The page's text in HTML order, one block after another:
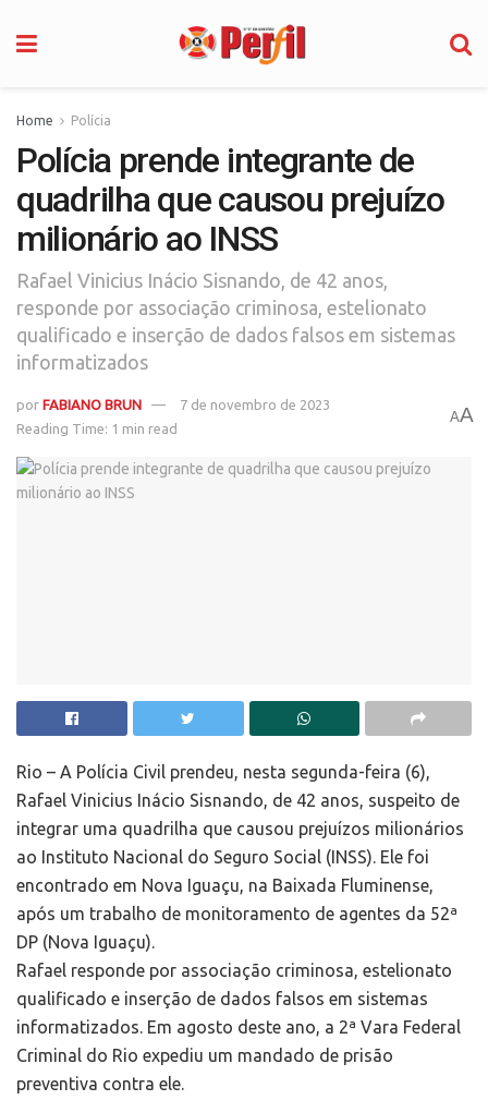
Home Polícia
Polícia prende integrante de
quadrilha que causou prejuízo
milionário ao INSS
Rafael Vinicius Inácio Sisnando, de 42 anos,
responde por associação criminosa, estelionato
qualificado e inserção de dados falsos em sistemas
informatizados
por FABIANO BRUN
7 de novembro de 2023
Reading Time: 1 min read
AA
Rio – A Polícia Civil prendeu, nesta segunda-feira (6),
Rafael Vinicius Inácio Sisnando, de 42 anos, suspeito de
integrar uma quadrilha que causou prejuízos milionários
ao Instituto Nacional do Seguro Social (INSS). Ele foi
encontrado em Nova Iguaçu, na Baixada Fluminense,
após um trabalho de monitoramento de agentes da 52ª
DP (Nova Iguaçu).
Rafael responde por associação criminosa, estelionato
qualificado e inserção de dados falsos em sistemas
informatizados. Em agosto deste ano, a 2ª Vara Federal
Criminal do Rio expediu um mandado de prisão
preventiva contra ele.